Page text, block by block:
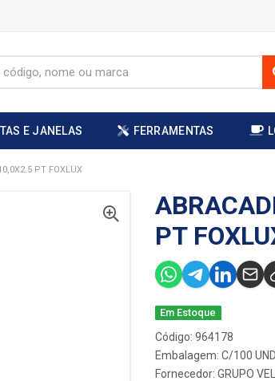
E JANELAS FERRAMENTAS
PT FOXLUX
PT
Em Estoque
Código: 964178
Embalagem: C/100 UND
Fornecedor: GRUPO